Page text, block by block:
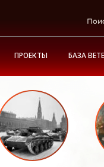
ПРОЕКТЫ БАЗА